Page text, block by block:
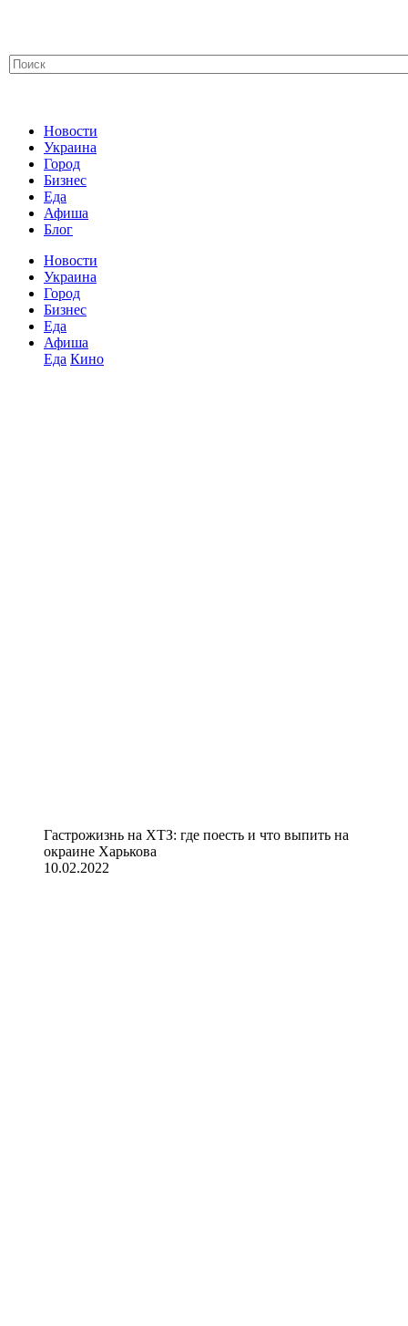
Новости
Украина
Город
Бизнес
Еда
Афиша
Блог
Новости
Украина
Город
Бизнес
Еда
Афиша
Еда Кино
Гастрожизнь на ХТЗ: где поесть и что выпить на
окраине Харькова
10.02.2022